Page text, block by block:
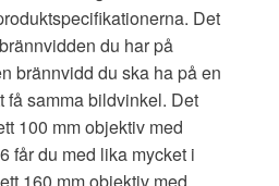
Det
du har på
brännvidd du ska ha på en
få samma bildvinkel. Det
100 mm objektiv med
får du med lika mycket i
160 mm objektiv med